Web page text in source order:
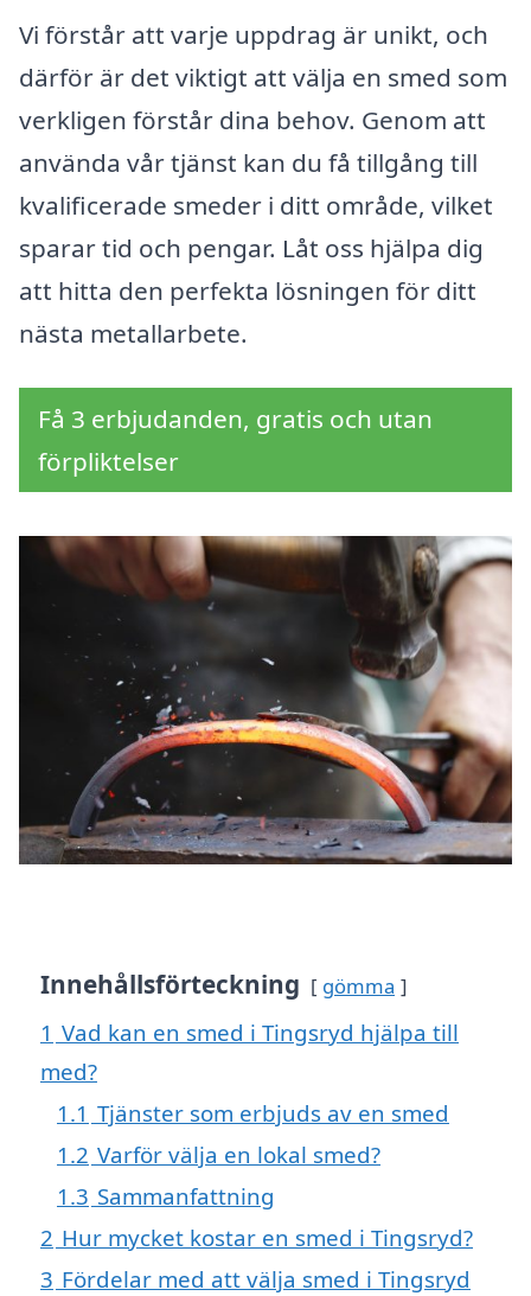
Vi förstår att varje uppdrag är unikt, och
därför är det viktigt att välja en smed som
verkligen förstår dina behov. Genom att
använda vår tjänst kan du få tillgång till
kvalificerade smeder i ditt område, vilket
sparar tid och pengar. Låt oss hjälpa dig
att hitta den perfekta lösningen för ditt
nästa metallarbete.
Få 3 erbjudanden, gratis och utan
förpliktelser
Innehållsförteckning gömma
1 Vad kan en smed i Tingsryd hjälpa till
med?
1.1 Tjänster som erbjuds av en smed
1.2 Varför välja en lokal smed?
1.3 Sammanfattning
2 Hur mycket kostar en smed i Tingsryd?
3 Fördelar med att välja smed i Tingsryd